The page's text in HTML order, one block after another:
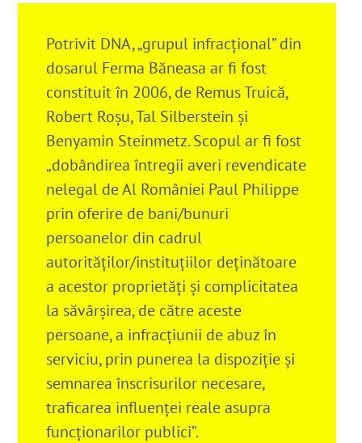
Potrivit DNA, „grupul infracțional” din
dosarul Ferma Băneasa ar fi fost
constituit în 2006, de Remus Truică,
Robert Roșu, Tal Silberstein și
Benyamin Steinmetz. Scopul ar fi fost
„dobândirea întregii averi revendicate
nelegal de Al României Paul Philippe
prin oferire de bani/bunuri
persoanelor din cadrul
autorităţilor/instituţiilor deţinătoare
a acestor proprietăţi şi complicitatea
la săvârşirea, de către aceste
persoane, a infracţiunii de abuz în
serviciu, prin punerea la dispoziţie şi
semnarea înscrisurilor necesare,
traficarea influenţei reale asupra
funcţionarilor publici”.